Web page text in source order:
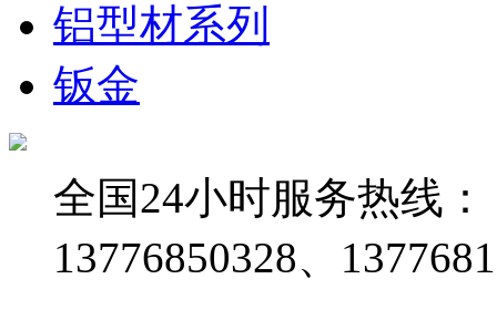
铝型材系列
钣金
全国24小时服务热线：
13776850328、